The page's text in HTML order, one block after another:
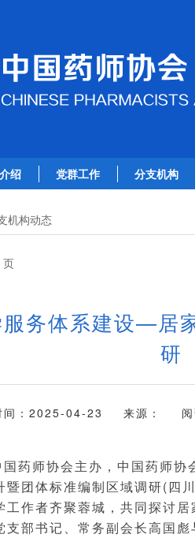
绍 党群工作 分支机构
机构动态
服务体系建设—居
研
间：2025-04-23 来源：
国药师协会主办，中国药师
暨团体标准编制区域调研(四
工作者齐聚蓉城，共同探讨
支部书记、常务副会长高国